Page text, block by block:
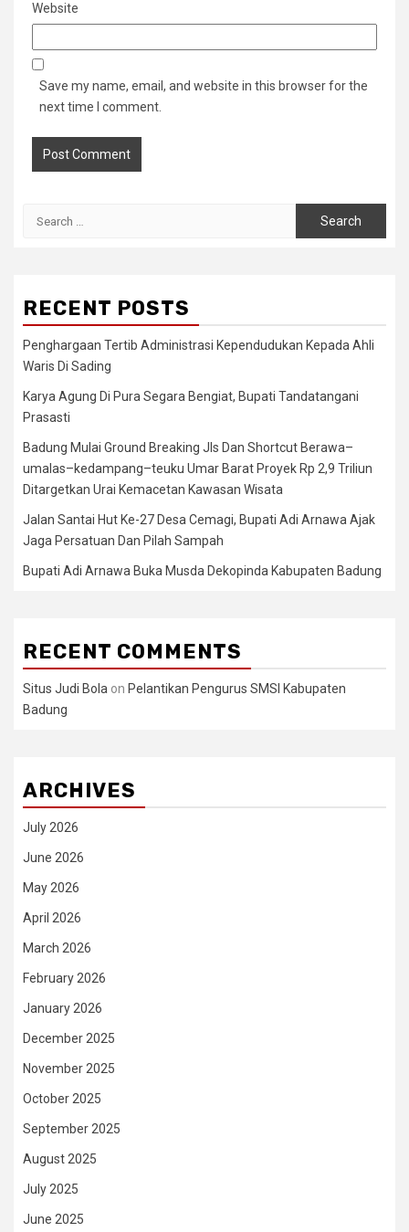
Website
Save my name, email, and website in this browser for the
next time I comment.
RECENT POSTS
Penghargaan Tertib Administrasi Kependudukan Kepada Ahli
Waris Di Sading
Karya Agung Di Pura Segara Bengiat, Bupati Tandatangani
Prasasti
Badung Mulai Ground Breaking Jls Dan Shortcut Berawa–
umalas–kedampang–teuku Umar Barat Proyek Rp 2,9 Triliun
Ditargetkan Urai Kemacetan Kawasan Wisata
Jalan Santai Hut Ke-27 Desa Cemagi, Bupati Adi Arnawa Ajak
Jaga Persatuan Dan Pilah Sampah
Bupati Adi Arnawa Buka Musda Dekopinda Kabupaten Badung
RECENT COMMENTS
Situs Judi Bola on Pelantikan Pengurus SMSI Kabupaten
Badung
ARCHIVES
July 2026
June 2026
May 2026
April 2026
March 2026
February 2026
January 2026
December 2025
November 2025
October 2025
September 2025
August 2025
July 2025
June 2025